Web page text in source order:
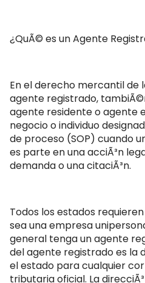
¿QuÃ© es un Agente
En el derecho mercantil de
agente registrado,
agente residente o agente
negocio o individuo
de proceso (SOP) cuando
es parte en una acciÃ³n
demanda o una citaciÃ³n.
Todos los estados
sea una empresa
general tenga un agente
del agente registrado es la
el estado para cualquier
tributaria oficial. La
WV VA
AL GA